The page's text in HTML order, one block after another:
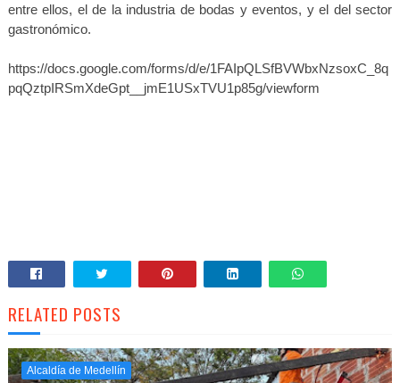
entre ellos, el de la industria de bodas y eventos, y el del sector
gastronómico.
https://docs.google.com/forms/d/e/1FAIpQLSfBVWbxNzsoxC_8q
pqQztpIRSmXdeGpt__jmE1USxTVU1p85g/viewform
RELATED POSTS
Alcaldía de Medellín